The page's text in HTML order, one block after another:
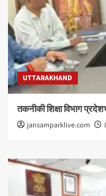
UTTARAKHAND
तकनीकी शिक्षा विभाग
jansamparklive.com